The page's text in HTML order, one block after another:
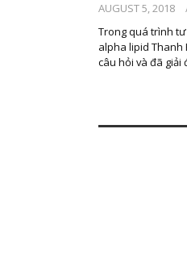
AUGUST 5, 2018
Trong quá trình
alpha lipid Thanh
câu hỏi và đã